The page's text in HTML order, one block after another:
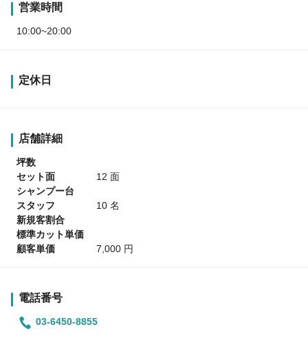
営業時間
10:00~20:00
定休日
店舗詳細
坪数
セット面
12 面
シャンプー台
スタッフ
10 名
新規客割合
標準カット単価
顧客単価
7,000 円
電話番号
03-6450-8855